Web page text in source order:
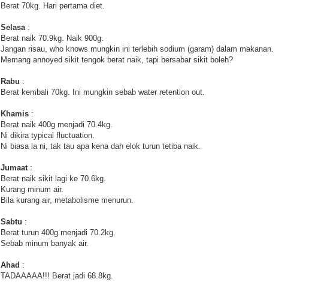
Berat 70kg. Hari pertama diet.
Selasa:
Berat naik 70.9kg. Naik 900g.
Jangan risau, who knows mungkin ini terlebih sodium (garam) dalam makanan.
Memang annoyed sikit tengok berat naik, tapi bersabar sikit boleh?
Rabu :
Berat kembali 70kg. Ini mungkin sebab water retention out.
Khamis :
Berat naik 400g menjadi 70.4kg.
Ni dikira typical fluctuation.
Ni biasa la ni, tak tau apa kena dah elok turun tetiba naik.
Jumaat:
Berat naik sikit lagi ke 70.6kg.
Kurang minum air.
Bila kurang air, metabolisme menurun.
Sabtu :
Berat turun 400g menjadi 70.2kg.
Sebab minum banyak air.
Ahad :
TADAAAAA!!! Berat jadi 68.8kg.